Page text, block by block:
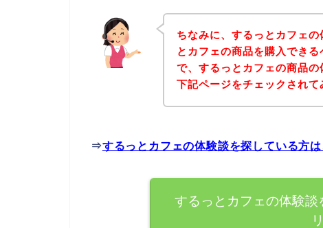
ちなみに、するっとカフェ
とカフェの商品を購入でき
で、するっとカフェの商品
下記ページをチェックされ
⇒するっとカフェの体験談を探している方
するっとカフェの体験